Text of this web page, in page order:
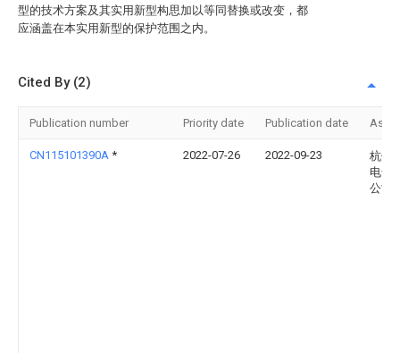
型的技术方案及其实用新型构思加以等同替换或改变，都
应涵盖在本实用新型的保护范围之内。
Cited By (2)
Publication number Priority date Publication date
CN115101390A * 2022-07-26 2022-09-23
杭州
电气
公司